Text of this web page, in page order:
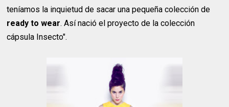
teníamos la inquietud de sacar una pequeña colección de
ready to wear. Así nació el proyecto de la colección
cápsula Insecto".